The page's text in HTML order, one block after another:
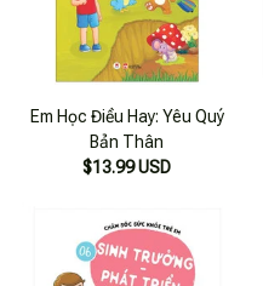
Em Học Điều Hay: Yêu Quý
Bản Thân
$13.99 USD